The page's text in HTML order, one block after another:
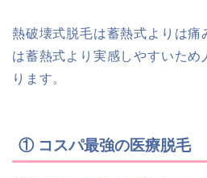
熱破壊式脱毛は蓄熱式よりは痛
は蓄熱式より実感しやすいため
ります。
① コスパ最強の医療脱毛